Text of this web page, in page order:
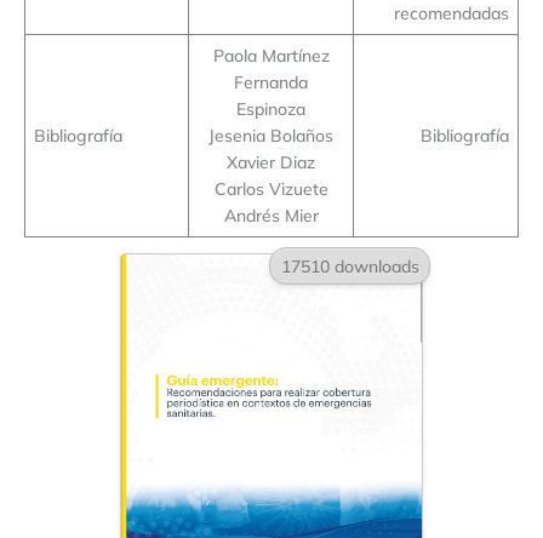
recomendadas
Bibliografía
Paola Martínez
Fernanda
Espinoza
Jesenia Bolaños
Xavier Diaz
Carlos Vizuete
Andrés Mier
Bibliografía
17510 downloads